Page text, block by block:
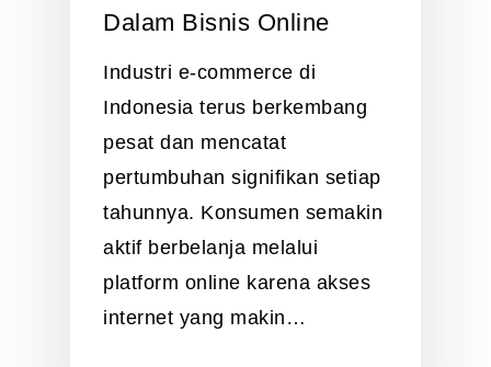
Dalam Bisnis Online
Industri e-commerce di
Indonesia terus berkembang
pesat dan mencatat
pertumbuhan signifikan setiap
tahunnya. Konsumen semakin
aktif berbelanja melalui
platform online karena akses
internet yang makin…